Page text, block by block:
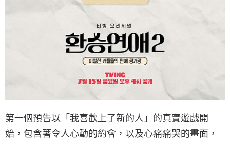
第一個預告以「我喜歡上了新的人」的真實遊戲開
始，包含著令人心動的約會，以及心痛痛哭的畫面，